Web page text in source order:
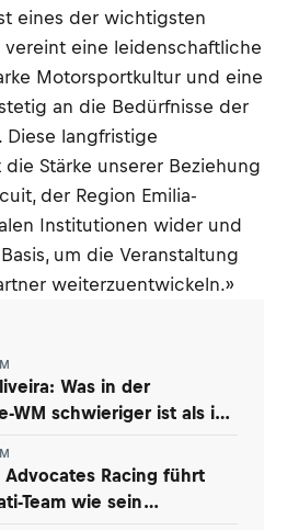
eines der wichtigsten
vereint eine leidenschaftliche
Motorsportkultur und eine
an die Bedürfnisse der
Diese langfristige
Stärke unserer Beziehung
der Region Emilia-
Institutionen wider und
um die Veranstaltung
weiterzuentwickeln.»
Was in der
WM schwieriger ist als in
Advocates Racing führt
Team wie sein